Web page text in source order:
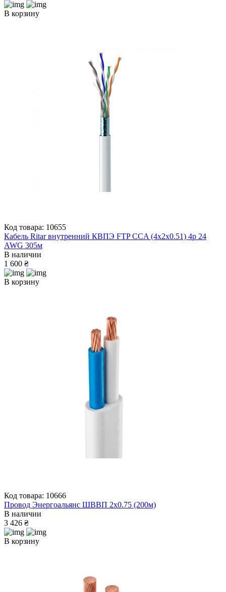
В корзину
Код товара: 10655
Кабель Ritar внутренний КВПЭ FTP CCA (4x2x0.51) 4p 24
AWG 305м
В наличии
1 600 ₴
В корзину
Код товара: 10666
Провод Энергоальянс ШВВП 2х0.75 (200м)
В наличии
3 426 ₴
В корзину